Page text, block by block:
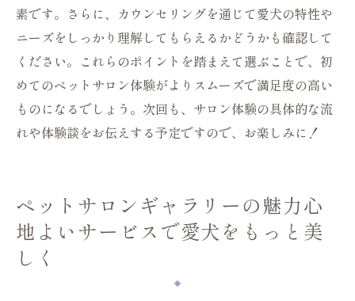
素です。さらに、カウンセリングを通じて愛犬の特性や
ニーズをしっかり理解してもらえるかどうかも確認して
ください。これらのポイントを踏まえて選ぶことで、初
めてのペットサロン体験がよりスムーズで満足度の高い
ものになるでしょう。次回も、サロン体験の具体的な流
れや体験談をお伝えする予定ですので、お楽しみに！
ペットサロンギャラリーの魅力心
地よいサービスで愛犬をもっと美
しく